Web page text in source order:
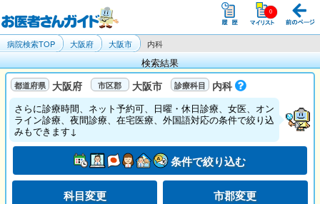
病院検索TOP 大阪府 大阪市 内科
検索結果
大阪府 大阪市 内科
さらに診療時間、ネット予約可、日曜・休日診療、女医、オン
ライン診療、夜間診療、在宅医療、外国語対応の条件で絞り込
みもできます↓
条件で絞り込む
科目変更 市郡変更